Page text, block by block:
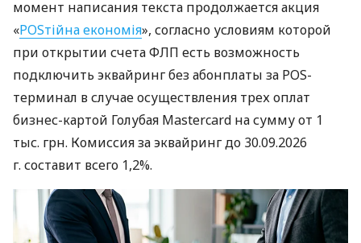
момент написания текста продолжается акция
«POSтійна економія», согласно условиям которой
при открытии счета ФЛП есть возможность
подключить эквайринг без абонплаты за POS-
терминал в случае осуществления трех оплат
бизнес-картой Голубая Mastercard на сумму от 1
тыс. грн. Комиссия за эквайринг до 30.09.2026
г. составит всего 1,2%.